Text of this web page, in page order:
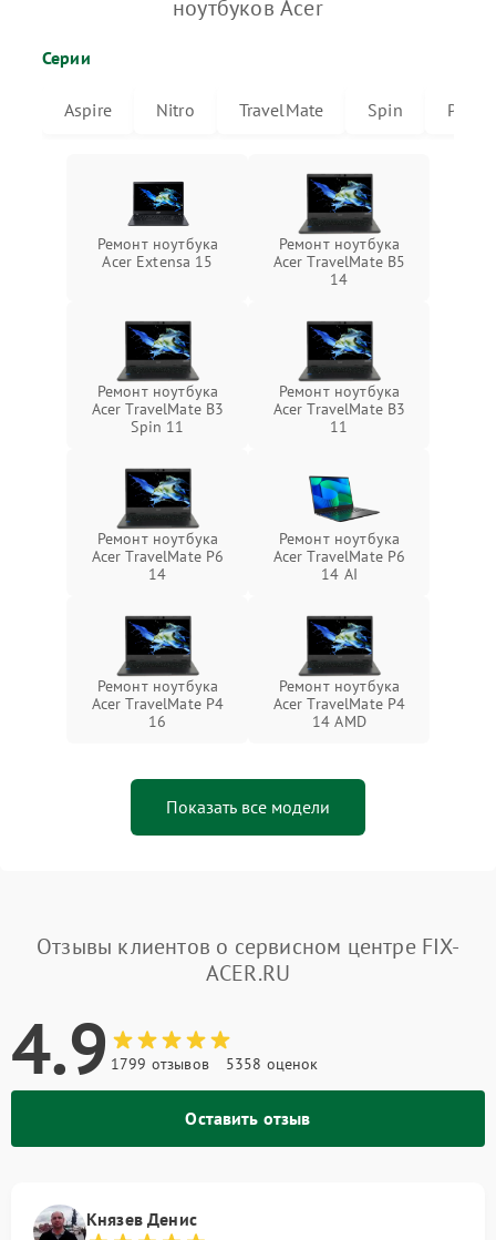
ноутбуков Acer
Серии
Aspire Nitro TravelMate Spin
Ремонт ноутбука
Acer Extensa 15
Ремонт ноутбука
Acer TravelMate B5
14
Ремонт ноутбука
Acer TravelMate B3
Spin 11
Ремонт ноутбука
Acer TravelMate B3
11
Ремонт ноутбука
Acer TravelMate P6
14
Ремонт ноутбука
Acer TravelMate P6
14 AI
Ремонт ноутбука
Acer TravelMate P4
16
Ремонт ноутбука
Acer TravelMate P4
14 AMD
Показать все модели
Отзывы клиентов о сервисном центре FIX-
ACER.RU
4.9 1799 отзывов 5358 оценок
Оставить отзыв
Князев Денис